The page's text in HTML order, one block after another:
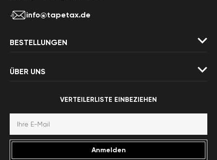
info@tapetax.de
BESTELLUNGEN
ÜBER UNS
VERTEILERLISTE EINBEZIEHEN
Anmelden